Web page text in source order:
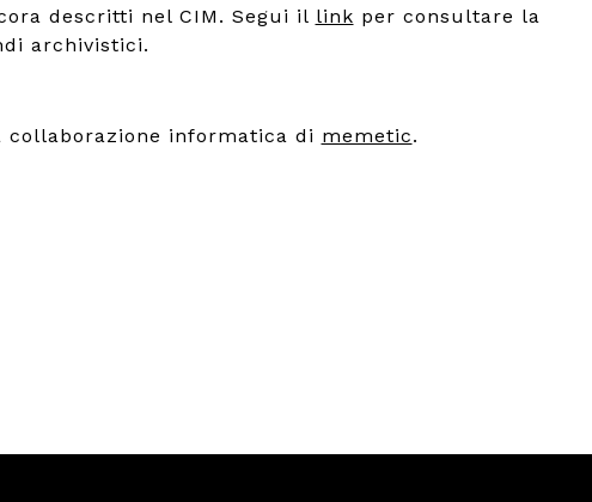
descritti nel CIM. Segui il link per consultare la
archivistici.
collaborazione informatica di memetic.